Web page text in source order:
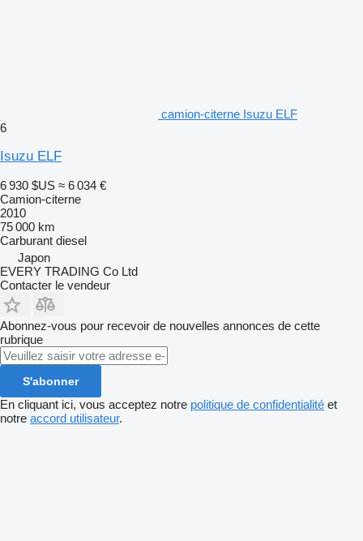
camion-citerne Isuzu ELF
6
Isuzu ELF
6 930 $US ≈ 6 034 €
Camion-citerne
2010
75 000 km
Carburant diesel
Japon
EVERY TRADING Co Ltd
Contacter le vendeur
Abonnez-vous pour recevoir de nouvelles annonces de cette
rubrique
S'abonner
En cliquant ici, vous acceptez notre politique de confidentialité et
notre accord utilisateur.